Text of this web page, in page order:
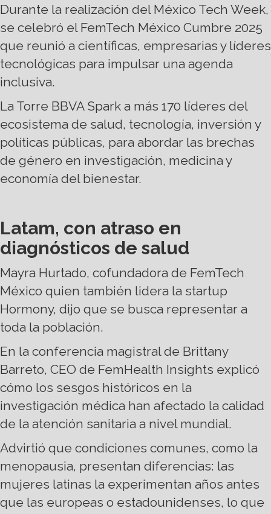
Durante la realización del México Tech Week,
se celebró el FemTech México Cumbre 2025
que reunió a científicas, empresarias y líderes
tecnológicas para impulsar una agenda
inclusiva.
La Torre BBVA Spark a más 170 líderes del
ecosistema de salud, tecnología, inversión y
políticas públicas, para abordar las brechas
de género en investigación, medicina y
economía del bienestar.
Latam, con atraso en
diagnósticos de salud
Mayra Hurtado, cofundadora de FemTech
México quien también lidera la startup
Hormony, dijo que se busca representar a
toda la población.
En la conferencia magistral de Brittany
Barreto, CEO de FemHealth Insights explicó
cómo los sesgos históricos en la
investigación médica han afectado la calidad
de la atención sanitaria a nivel mundial.
Advirtió que condiciones comunes, como la
menopausia, presentan diferencias: las
mujeres latinas la experimentan años antes
que las europeas o estadounidenses, lo que